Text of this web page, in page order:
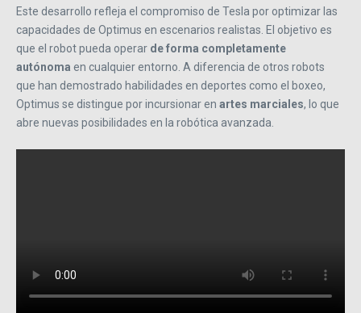
Este desarrollo refleja el compromiso de Tesla por optimizar las
capacidades de Optimus en escenarios realistas. El objetivo es
que el robot pueda operar de forma completamente
autónoma en cualquier entorno. A diferencia de otros robots
que han demostrado habilidades en deportes como el boxeo,
Optimus se distingue por incursionar en artes marciales, lo que
abre nuevas posibilidades en la robótica avanzada.